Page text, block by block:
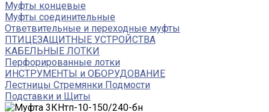
Муфты концевые
Муфты соединительные
Ответвительные и переходные муфты
ПТИЦЕЗАЩИТНЫЕ УСТРОЙСТВА
КАБЕЛЬНЫЕ ЛОТКИ
Перфорированные лотки
ИНСТРУМЕНТЫ и ОБОРУДОВАНИЕ
Лестницы Стремянки Подмости
Подставки и Щиты